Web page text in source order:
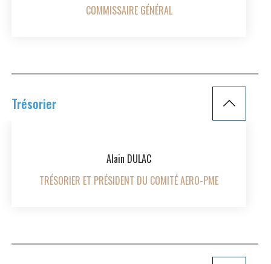
COMMISSAIRE GÉNÉRAL
Trésorier
Alain DULAC
TRÉSORIER ET PRÉSIDENT DU COMITÉ AERO-PME